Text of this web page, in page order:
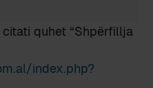
quhet “Shpërfillja
index.php?